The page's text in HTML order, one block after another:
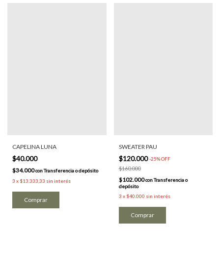
CAPELINA LUNA
$40.000
$34.000conTransferencia o depósito
3 x $13.333,33 sin interés
Comprar
SWEATER PAU
$120.000-25%OFF
$160.000
$102.000conTransferencia o
depósito
3 x $40.000 sin interés
Comprar